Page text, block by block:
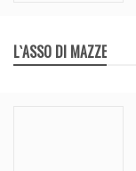
L`ASSO DI MAZZE